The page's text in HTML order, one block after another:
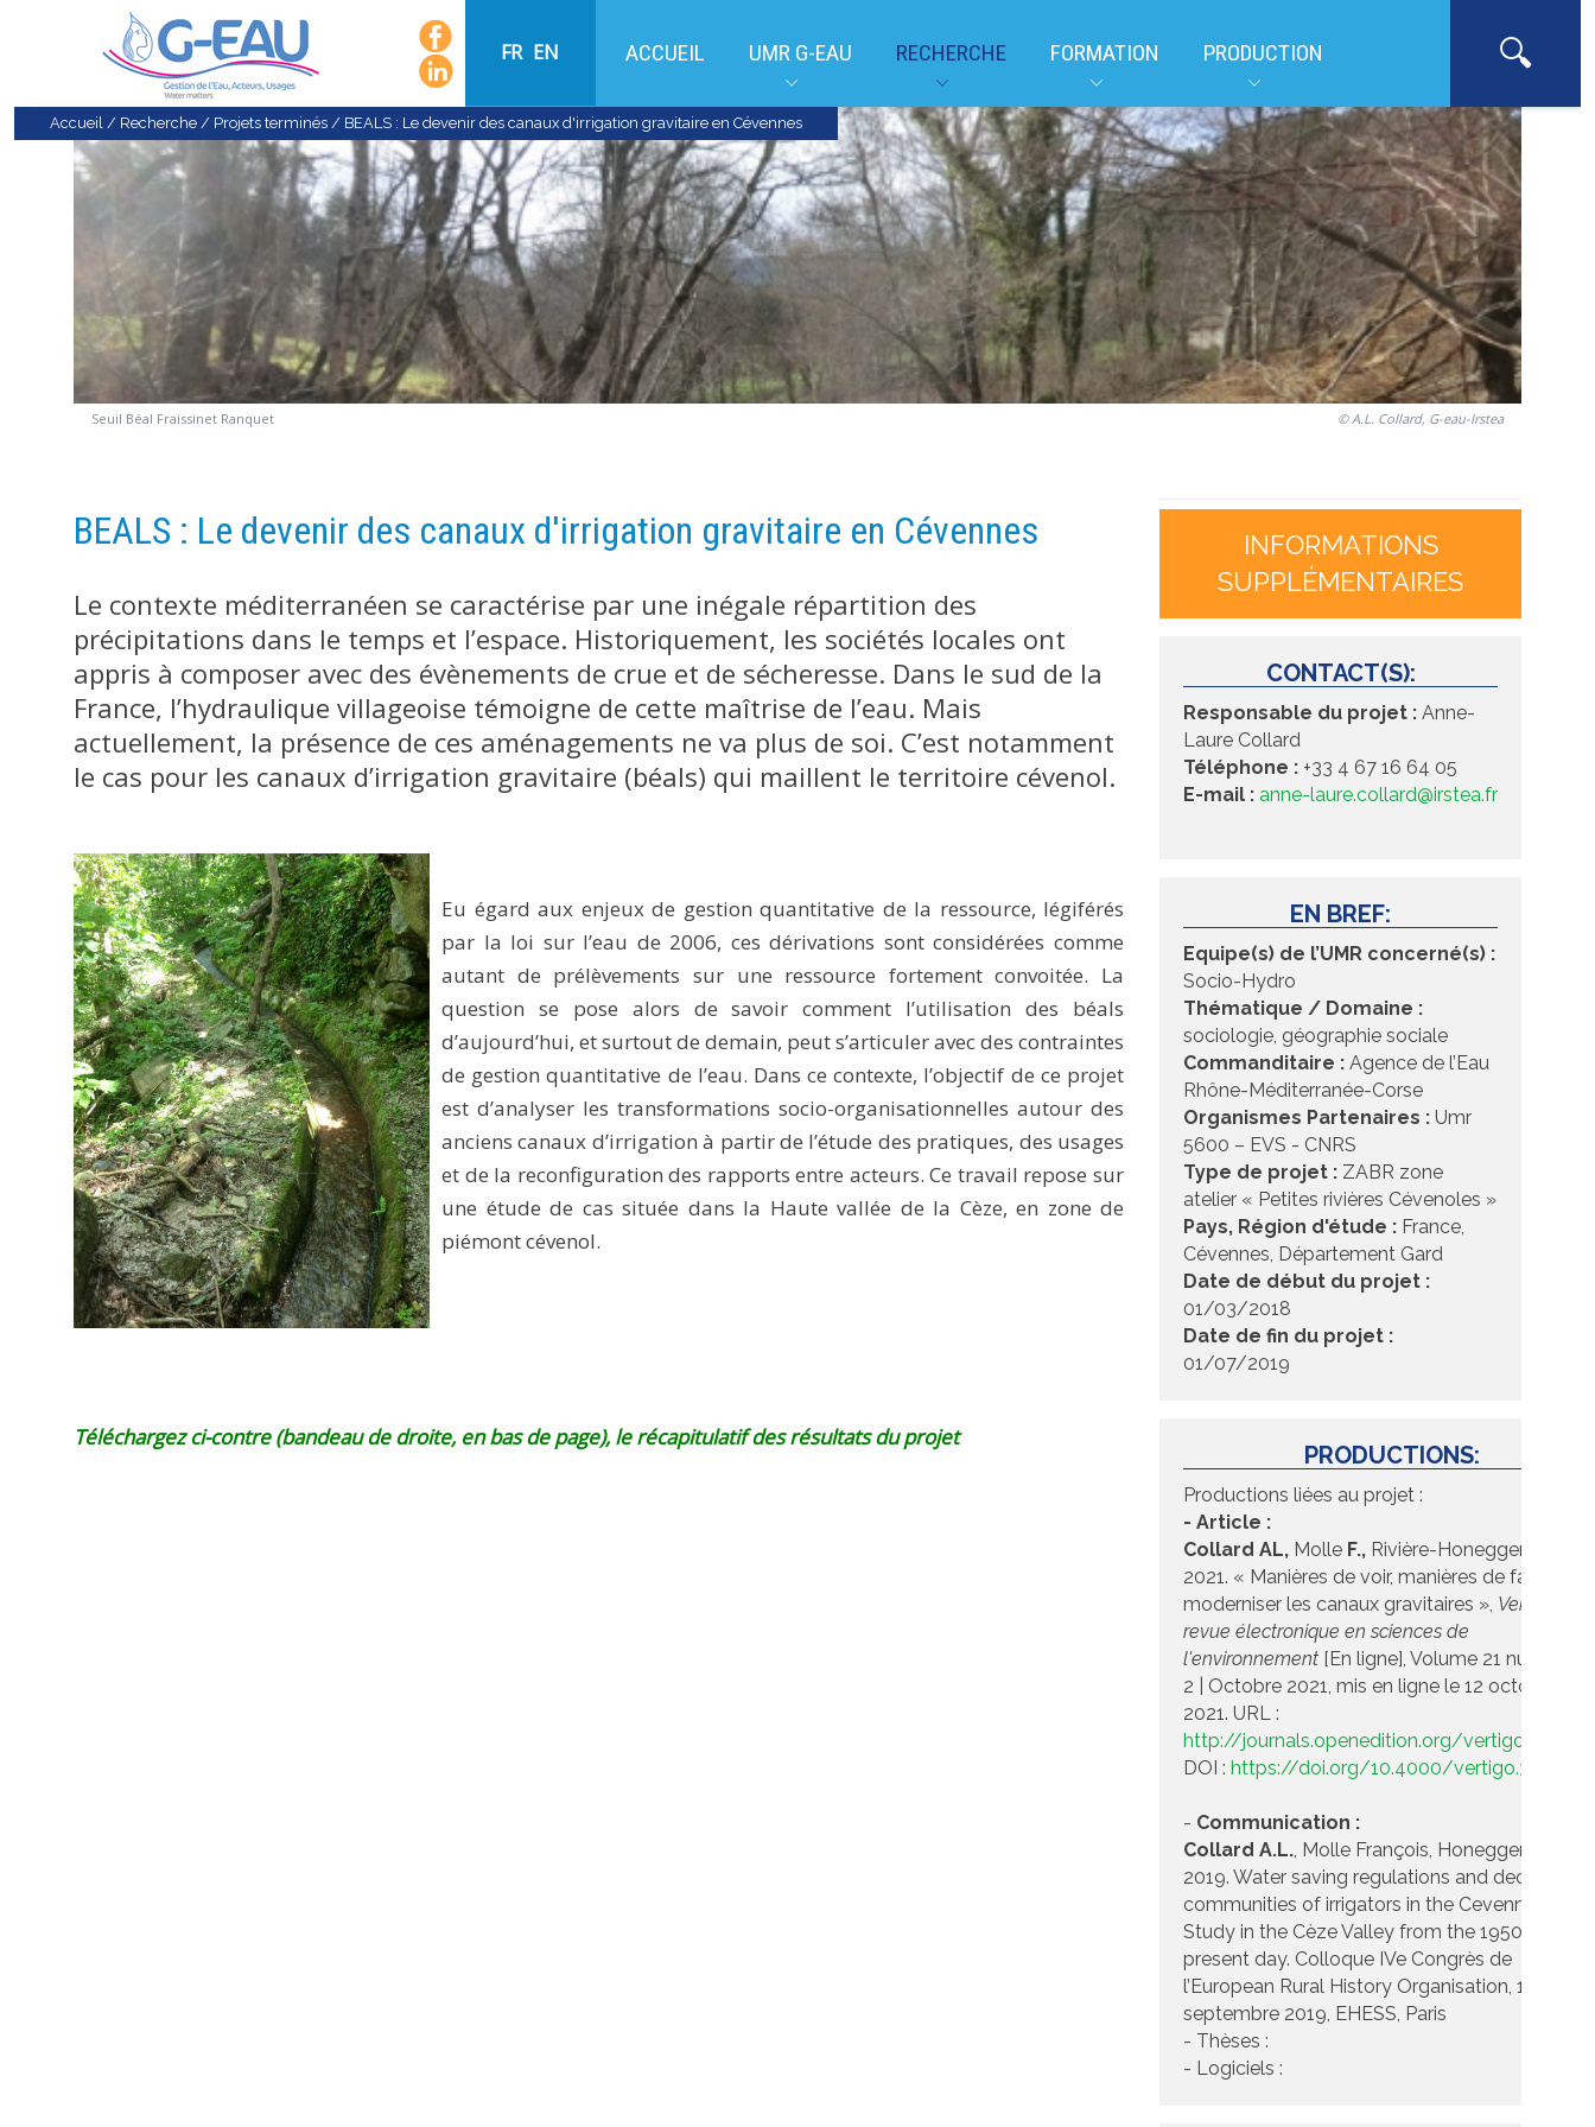
FR EN ACCUEIL UMR G-EAU RECHERCHE FORMATION PRODUCTION
Accueil / Recherche / Projets terminés / BEALS : Le devenir des canaux d'irrigation gravitaire en Cévennes
Seuil Béal Fraissinet Ranquet © A.L. Collard, G-eau-Irstea
BEALS : Le devenir des canaux d'irrigation gravitaire en Cévennes
Le contexte méditerranéen se caractérise par une inégale répartition des
précipitations dans le temps et l’espace. Historiquement, les sociétés locales ont
appris à composer avec des évènements de crue et de sécheresse. Dans le sud de la
France, l’hydraulique villageoise témoigne de cette maîtrise de l’eau. Mais
actuellement, la présence de ces aménagements ne va plus de soi. C’est notamment
le cas pour les canaux d’irrigation gravitaire (béals) qui maillent le territoire cévenol.
Eu égard aux enjeux de gestion quantitative de la ressource, légiférés
par la loi sur l’eau de 2006, ces dérivations sont considérées comme
autant de prélèvements sur une ressource fortement convoitée. La
question se pose alors de savoir comment l’utilisation des béals
d’aujourd’hui, et surtout de demain, peut s’articuler avec des contraintes
de gestion quantitative de l’eau. Dans ce contexte, l’objectif de ce projet
est d’analyser les transformations socio-organisationnelles autour des
anciens canaux d’irrigation à partir de l’étude des pratiques, des usages
et de la reconfiguration des rapports entre acteurs. Ce travail repose sur
une étude de cas située dans la Haute vallée de la Cèze, en zone de
piémont cévenol.
Téléchargez ci-contre (bandeau de droite, en bas de page), le récapitulatif des résultats du projet
INFORMATIONS
SUPPLÉMENTAIRES
CONTACT(S):
Responsable du projet : Anne-
Laure Collard
Téléphone : +33 4 67 16 64 05
E-mail : anne-laure.collard@irstea.fr
EN BREF:
Equipe(s) de l’UMR concerné(s) :
Socio-Hydro
Thématique / Domaine :
sociologie, géographie sociale
Commanditaire : Agence de l’Eau
Rhône-Méditerranée-Corse
Organismes Partenaires : Umr
5600 – EVS - CNRS
Type de projet : ZABR zone
atelier « Petites rivières Cévenoles »
Pays, Région d'étude : France,
Cévennes, Département Gard
Date de début du projet :
01/03/2018
Date de fin du projet :
01/07/2019
PRODUCTIONS:
Productions liées au projet :
- Article :
Collard AL, Molle F., Rivière-Honegger
2021. « Manières de voir, manières de faire :
moderniser les canaux gravitaires », VertigO - la
revue électronique en sciences de
l'environnement [En ligne], Volume 21 numéro
2 | Octobre 2021, mis en ligne le 12 octobre
2021. URL :
http://journals.openedition.org/vertigo/32365
DOI : https://doi.org/10.4000/vertigo.32365
- Communication :
Collard A.L., Molle François, Honegger Anne,
2019. Water saving regulations and decline of
communities of irrigators in the Cevennes.
Study in the Cèze Valley from the 1950s to the
present day. Colloque IVe Congrès de
l’European Rural History Organisation, 10-13
septembre 2019, EHESS, Paris
- Thèses :
- Logiciels :